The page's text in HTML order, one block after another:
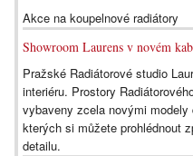
Akce na koupelnové radiátory
Showroom Laurens v novém
Pražské Radiátorové studio
interiéru. Prostory
vybaveny zcela novými
kterých si můžete prohlédnout
detailu.